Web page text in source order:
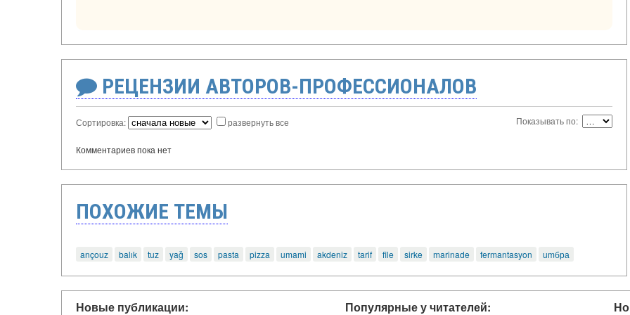
РЕЦЕНЗИИ АВТОРОВ-ПРОФЕССИОНАЛОВ
Сортировка: развернуть все Показывать по:
Комментариев пока нет
ПОХОЖИЕ ТЕМЫ
ançouz balık tuz yağ sos pasta pizza umami akdeniz tarif file sirke marinade fermantasyon umбра
Новые публикации: Популярные у читателей: